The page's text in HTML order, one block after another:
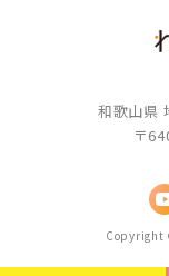
和歌山県
〒
Copyright